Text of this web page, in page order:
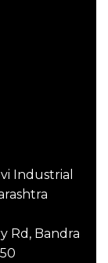
Industrial
Rd, Bandra